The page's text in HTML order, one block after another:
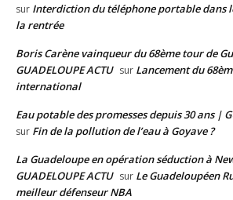
sur Interdiction du téléphone portable dans
la rentrée
Boris Carène vainqueur du 68ème tour de
GUADELOUPE ACTU sur Lancement du
international
Eau potable des promesses depuis 30 ans |
sur Fin de la pollution de l’eau à Goyave ?
La Guadeloupe en opération séduction à
GUADELOUPE ACTU sur Le Guadeloupéen
meilleur défenseur NBA